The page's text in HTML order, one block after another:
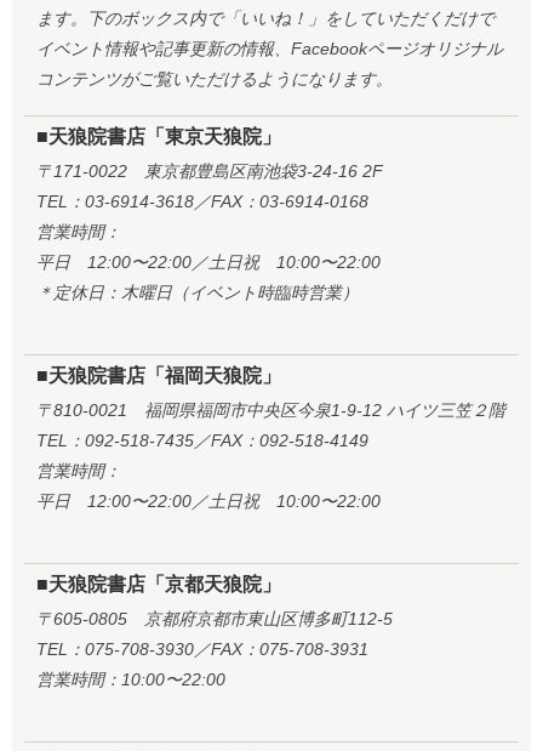
ます。下のボックス内で「いいね！」をしていただくだけで
イベント情報や記事更新の情報、Facebookページオリジナル
コンテンツがご覧いただけるようになります。
■天狼院書店「東京天狼院」
〒171-0022 東京都豊島区南池袋3-24-16 2F
TEL：03-6914-3618／FAX：03-6914-0168
営業時間：
平日 12:00〜22:00／土日祝 10:00〜22:00
＊定休日：木曜日（イベント時臨時営業）
■天狼院書店「福岡天狼院」
〒810-0021 福岡県福岡市中央区今泉1-9-12 ハイツ三笠２階
TEL：092-518-7435／FAX：092-518-4149
営業時間：
平日 12:00〜22:00／土日祝 10:00〜22:00
■天狼院書店「京都天狼院」
〒605-0805 京都府京都市東山区博多町112-5
TEL：075-708-3930／FAX：075-708-3931
営業時間：10:00〜22:00